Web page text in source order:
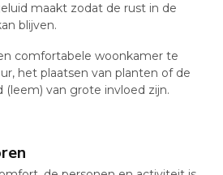
maakt zodat de rust in de
blijven.
comfortabele woonkamer te
het plaatsen van planten of de
(leem) van grote invloed zijn.